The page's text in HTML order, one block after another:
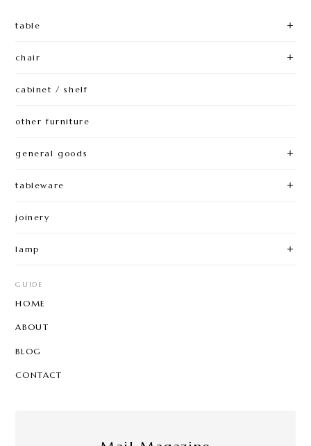
table
chair
cabinet / shelf
other furniture
general goods
tableware
joinery
lamp
GUIDE
HOME
ABOUT
BLOG
CONTACT